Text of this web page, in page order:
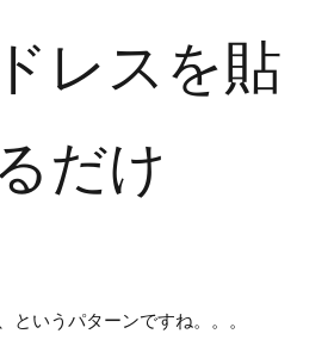
レスを貼
だけ
というパターンですね。。。